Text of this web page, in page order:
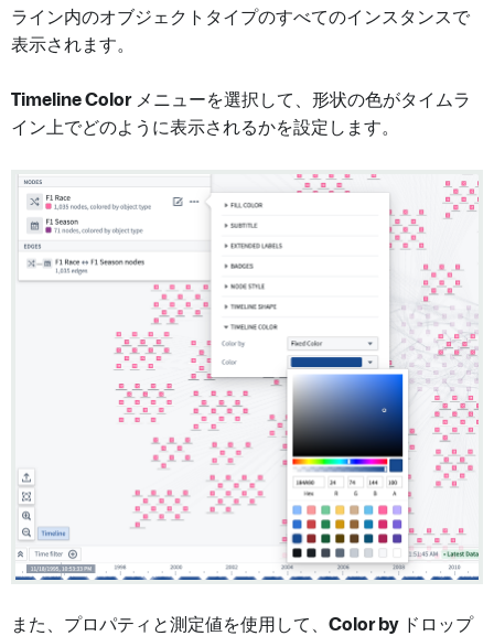
ライン内のオブジェクトタイプのすべてのインスタンスで
表示されます。
Timeline Colorメニューを選択して、形状の色がタイムラ
イン上でどのように表示されるかを設定します。
また、プロパティと測定値を使用して、 Color byドロップ